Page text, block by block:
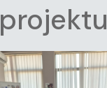
projektu